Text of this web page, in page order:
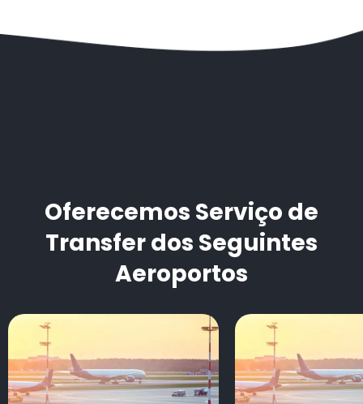
Oferecemos Serviço de
Transfer dos Seguintes
Aeroportos